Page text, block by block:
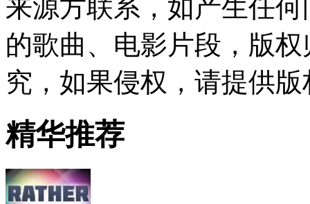
来源方联系，如产生任
的歌曲、电影片段，版
究，如果侵权，请提供
精华推荐